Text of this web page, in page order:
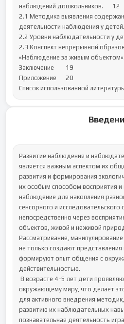
наблюдений дошкольников.	12
2.1 Методика выявления
деятельности наблюдения у детей.	12
2.2 Уровни наблюдательности у
2.3 Конспект непрерывной
«Наблюдение за живым объектом».	16
Заключение	19
Приложение	20
Развитие наблюдения и
является важным аспектом их
развития и формирования
их особым способом восприятия
наблюдение для накопления
сенсорного и
непосредственно через
объектов, живой и неживой
Рассматривание,
не только создают
формируют опыт общения с
действительностью.
В возрасте 4-5 лет дети проявляют повышенный интерес к
окружающему миру, что делает
для активного внедрения
развитию их наблюдательных
познавательная деятельность